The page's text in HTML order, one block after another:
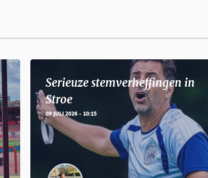
Serieuze stemverheffingen in
Stroe
09 JULI 2026 - 10:15